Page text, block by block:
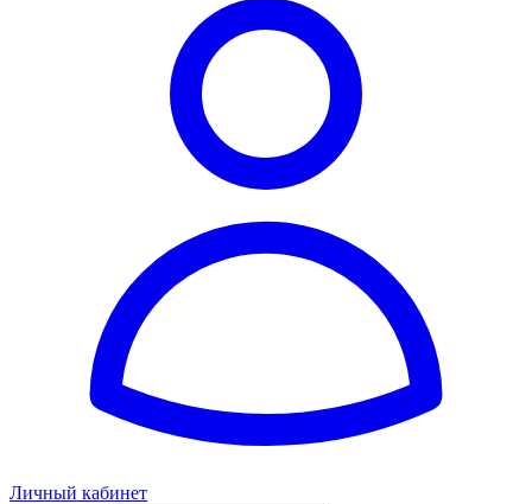
Личный кабинет